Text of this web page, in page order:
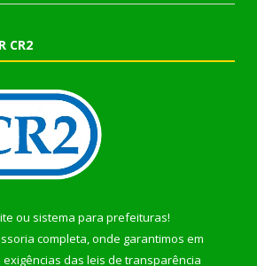
CR2
ou sistema para prefeituras!
completa, onde garantimos em
das leis de transparência